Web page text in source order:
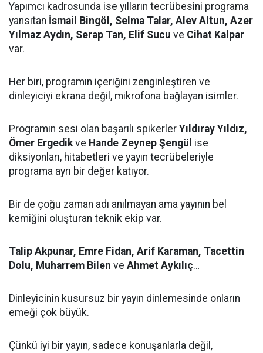
Yapımcı kadrosunda ise yılların tecrübesini programa
yansıtan İsmail Bingöl, Selma Talar, Alev Altun, Azer
Yılmaz Aydın, Serap Tan, Elif Sucu ve Cihat Kalpar
var.
Her biri, programın içeriğini zenginleştiren ve
dinleyiciyi ekrana değil, mikrofona bağlayan isimler.
Programın sesi olan başarılı spikerler Yıldıray Yıldız,
Ömer Ergedikve Hande Zeynep Şengül ise
diksiyonları, hitabetleri ve yayın tecrübeleriyle
programa ayrı bir değer katıyor.
Bir de çoğu zaman adı anılmayan ama yayının bel
kemiğini oluşturan teknik ekip var.
Talip Akpunar, Emre Fidan, Arif Karaman, Tacettin
Dolu, Muharrem Bilen ve Ahmet Aykılıç…
Dinleyicinin kusursuz bir yayın dinlemesinde onların
emeği çok büyük.
Çünkü iyi bir yayın, sadece konuşanlarla değil,